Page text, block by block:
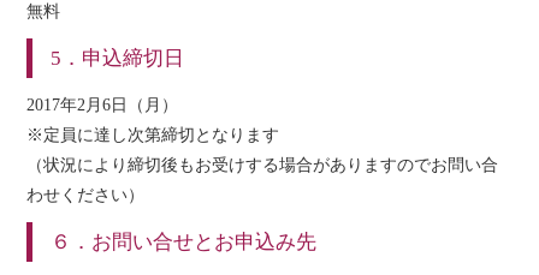
無料
5．申込締切日
2017年2月6日（月）
※定員に達し次第締切となります
（状況により締切後もお受けする場合がありますのでお問い合
わせください）
６．お問い合せとお申込み先